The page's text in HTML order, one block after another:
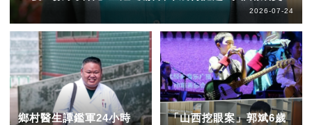
2026-07-24
鄉村醫生譚鑑軍24小時
「山西挖眼案」郭斌6歲